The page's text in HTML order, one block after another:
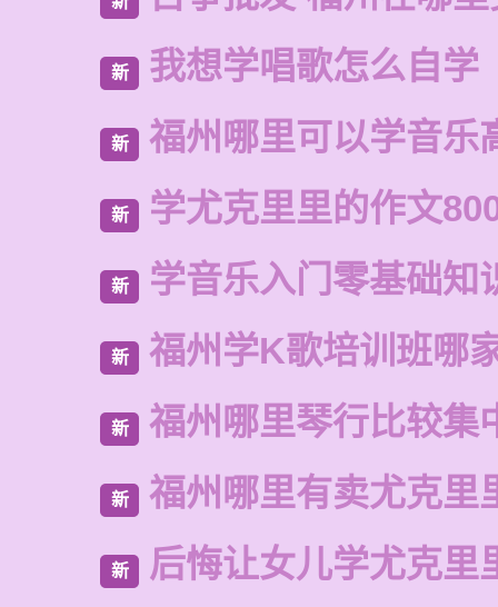
新 我想学唱歌怎么自学
新 福州哪里可以学音乐
新 学尤克里里的作文
新 学音乐入门零基础知
新 福州学K歌培训班哪
新 福州哪里琴行比较集
新 福州哪里有卖尤克里
新 后悔让女儿学尤克里